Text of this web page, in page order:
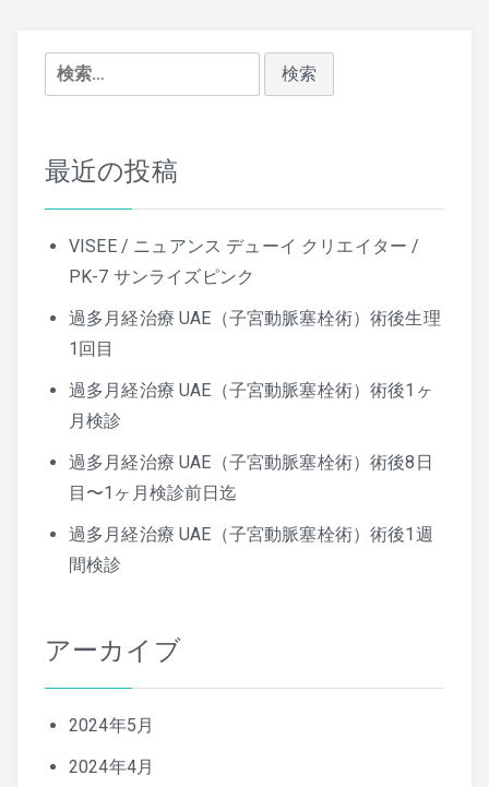
ー
シ
ン
検
索:
最近の投稿
VISEE / ニュアンス デューイ クリエイター /
PK-7 サンライズピンク
過多月経治療 UAE（子宮動脈塞栓術）術後生理
1回目
過多月経治療 UAE（子宮動脈塞栓術）術後1ヶ
月検診
過多月経治療 UAE（子宮動脈塞栓術）術後8日
目〜1ヶ月検診前日迄
過多月経治療 UAE（子宮動脈塞栓術）術後1週
間検診
アーカイブ
2024年5月
2024年4月